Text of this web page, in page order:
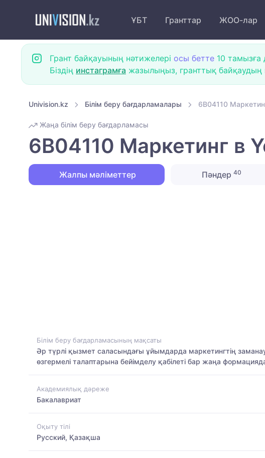
ҰБТ Гранттар ЖОО-лар
Грант байқауының нәтижелері осы бетте 10 тамызға
Біздің инстаграмға жазылыңыз, гранттық байқаудың
Univision.kz Білім беру бағдарламалары 6B04110
Жаңа білім беру бағдарламасы
6B04110 Маркетинг в
Жалпы мәліметтер Пәндер 40
Білім беру бағдарламасының мақсаты
Әр түрлі қызмет саласындағы ұйымдарда маркетингтің
өзгермелі талаптарына бейімделу қабілеті бар жаңа
Академиялық дәреже
Бакалавриат
Оқыту тілі
Русский, Қазақша